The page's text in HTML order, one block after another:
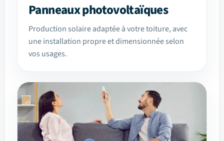
Panneaux photovoltaïques
Production solaire adaptée à votre toiture, avec
une installation propre et dimensionnée selon
vos usages.